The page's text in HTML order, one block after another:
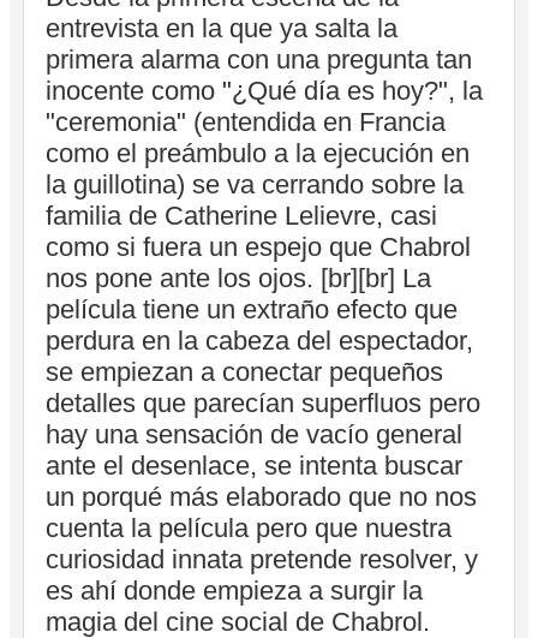
entrevista en la que ya salta la
primera alarma con una pregunta tan
inocente como "¿Qué día es hoy?", la
"ceremonia" (entendida en Francia
como el preámbulo a la ejecución en
la guillotina) se va cerrando sobre la
familia de Catherine Lelievre, casi
como si fuera un espejo que Chabrol
nos pone ante los ojos. [br][br] La
película tiene un extraño efecto que
perdura en la cabeza del espectador,
se empiezan a conectar pequeños
detalles que parecían superfluos pero
hay una sensación de vacío general
ante el desenlace, se intenta buscar
un porqué más elaborado que no nos
cuenta la película pero que nuestra
curiosidad innata pretende resolver, y
es ahí donde empieza a surgir la
magia del cine social de Chabrol.